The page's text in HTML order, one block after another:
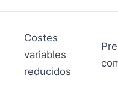
Costes
variables
reducidos